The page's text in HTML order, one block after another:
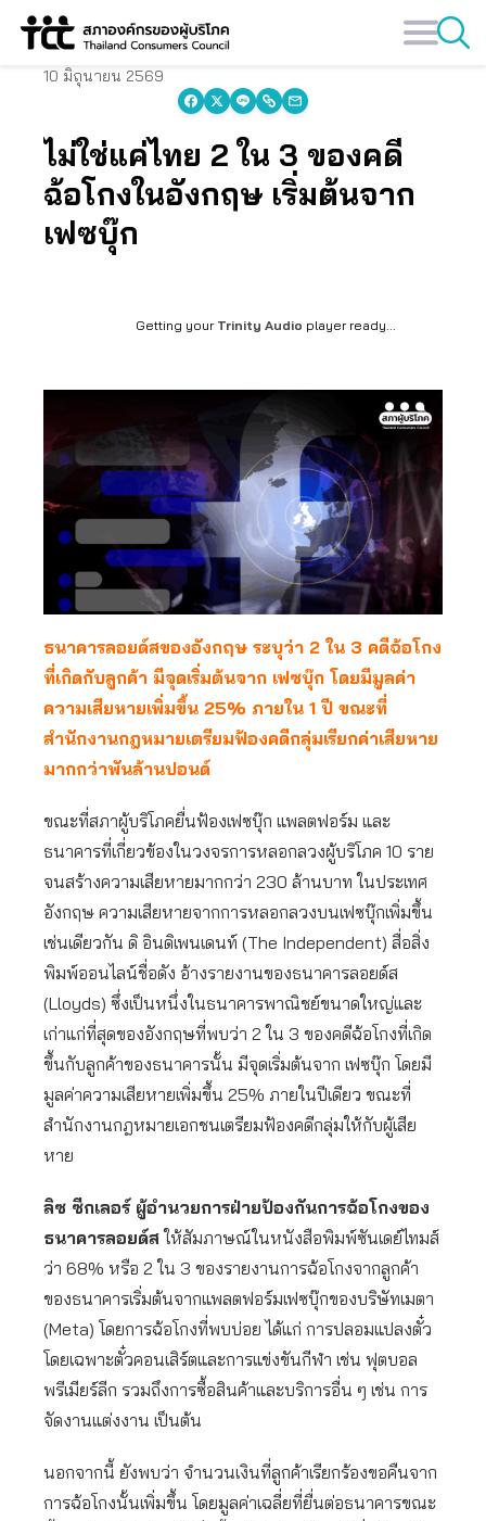
Skip
10 มิถุนายน 2569
ไม่ใช่แค่ไทย 2 ใน 3 ของคดี
ฉ้อโกงในอังกฤษ เริ่มต้นจาก
เฟซบุ๊ก
Getting your Trinity Audio player ready...
ธนาคารลอยด์สของอังกฤษ ระบุว่า 2 ใน 3 คดีฉ้อโกง
ที่เกิดกับลูกค้า มีจุดเริ่มต้นจาก เฟซบุ๊ก โดยมีมูลค่า
ความเสียหายเพิ่มขึ้น 25% ภายใน 1 ปี ขณะที่
สำนักงานกฎหมายเตรียมฟ้องคดีกลุ่มเรียกค่าเสียหาย
มากกว่าพันล้านปอนด์
ขณะที่สภาผู้บริโภคยื่นฟ้องเฟซบุ๊ก แพลตฟอร์ม และ
ธนาคารที่เกี่ยวข้องในวงจรการหลอกลวงผู้บริโภค 10 ราย
จนสร้างความเสียหายมากกว่า 230 ล้านบาท ในประเทศ
อังกฤษ ความเสียหายจากการหลอกลวงบนเฟซบุ๊กเพิ่มขึ้น
เช่นเดียวกัน ดิ อินดิเพนเดนท์ (The Independent) สื่อสิ่ง
พิมพ์ออนไลน์ชื่อดัง อ้างรายงานของธนาคารลอยด์ส
(Lloyds) ซึ่งเป็นหนึ่งในธนาคารพาณิชย์ขนาดใหญ่และ
เก่าแก่ที่สุดของอังกฤษที่พบว่า 2 ใน 3 ของคดีฉ้อโกงที่เกิด
ขึ้นกับลูกค้าของธนาคารนั้น มีจุดเริ่มต้นจาก เฟซบุ๊ก โดยมี
มูลค่าความเสียหายเพิ่มขึ้น 25% ภายในปีเดียว ขณะที่
สำนักงานกฎหมายเอกชนเตรียมฟ้องคดีกลุ่มให้กับผู้เสีย
หาย
ลิซ ซีกเลอร์ ผู้อำนวยการฝ่ายป้องกันการฉ้อโกงของ
ธนาคารลอยด์สให้สัมภาษณ์ในหนังสือพิมพ์ซันเดย์ไทมส์
ว่า 68% หรือ 2 ใน 3 ของรายงานการฉ้อโกงจากลูกค้า
ของธนาคารเริ่มต้นจากแพลตฟอร์มเฟซบุ๊กของบริษัทเมตา
(Meta) โดยการฉ้อโกงที่พบบ่อย ได้แก่ การปลอมแปลงตั๋ว
โดยเฉพาะตั๋วคอนเสิร์ตและการแข่งขันกีฬา เช่น ฟุตบอล
พรีเมียร์ลีก รวมถึงการซื้อสินค้าและบริการอื่น ๆ เช่น การ
จัดงานแต่งงาน เป็นต้น
นอกจากนี้ ยังพบว่า จำนวนเงินที่ลูกค้าเรียกร้องขอคืนจาก
การฉ้อโกงนั้นเพิ่มขึ้น โดยมูลค่าเฉลี่ยที่ยื่นต่อธนาคารขณะ